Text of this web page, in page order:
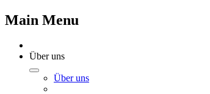
Main Menu
Über uns
Über uns